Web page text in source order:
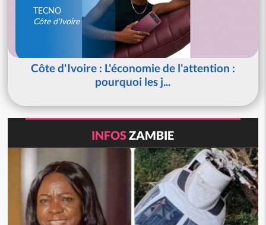
TECNO
Côte d'Ivoire
Côte d'Ivoire : L'économie de l'attention :
pourquoi les j...
INFOSZAMBIE